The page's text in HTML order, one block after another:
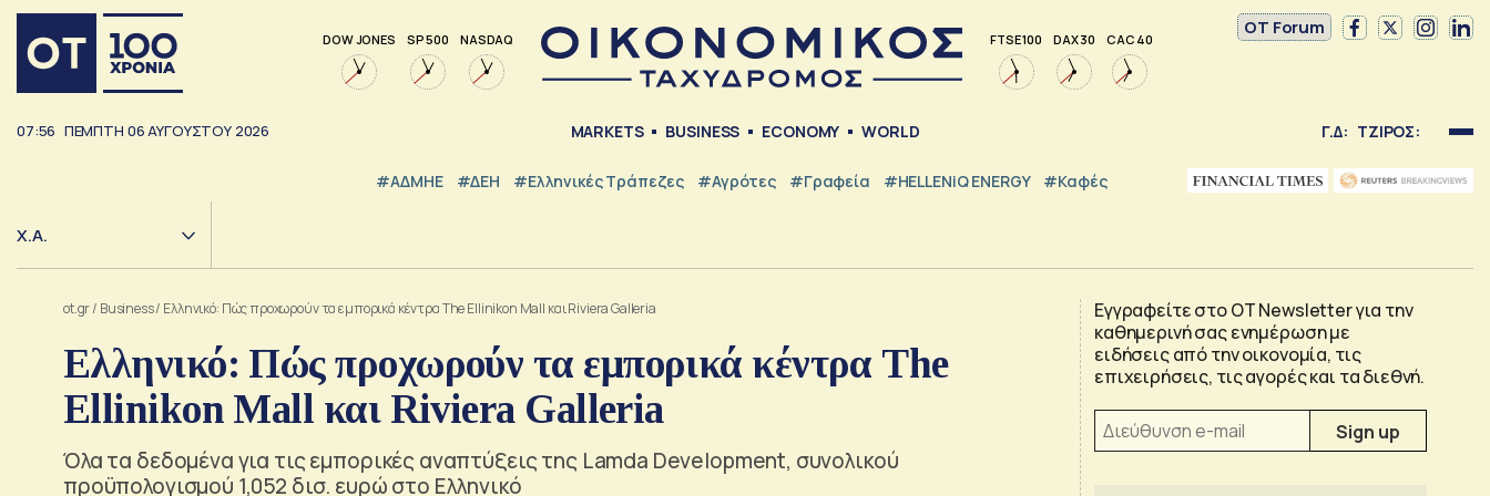
DOW JONES SP 500 NASDAQ FTSE 100 DAX 30 CAC 40
OT Forum
07:56 ΠΕΜΠΤΗ 06ΑΥΓΟΥΣΤΟΥ 2026 MARKETS BUSINESS ECONOMY WORLD Γ.Δ: ΤΖΙΡΟΣ:
#ΑΔΜΗΕ #ΔΕΗ #ελληνικές Τράπεζες #Αγρότες #Γραφεία #HELLENiQ ENERGY #καφές
Χ.Α.
ot.gr/ Business/ Ελληνικό: Πώς προχωρούν τα εμπορικά κέντρα The Ellinikon Mall και Riviera Galleria
Ελληνικό: Πώς προχωρούν τα εμπορικά κέντρα The
Ellinikon Mall και Riviera Galleria
Όλα τα δεδομένα για τις εμπορικές αναπτύξεις της Lamda Development, συνολικού
προϋπολογισμού 1,052 δισ. ευρώ στο Ελληνικό
Εγγραφείτε στο OT Newsletter για την
καθημερινή σας ενημέρωση με
ειδήσεις από την οικονομία, τις
επιχειρήσεις, τις αγορές και τα διεθνή.